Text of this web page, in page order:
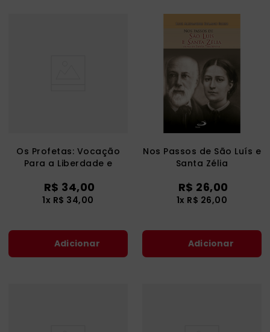
Os Profetas: Vocação
Para a Liberdade e
R$ 34,00
1x R$ 34,00
Adicionar
Nos Passos de São Luís e
Santa Zélia
R$ 26,00
1x R$ 26,00
Adicionar